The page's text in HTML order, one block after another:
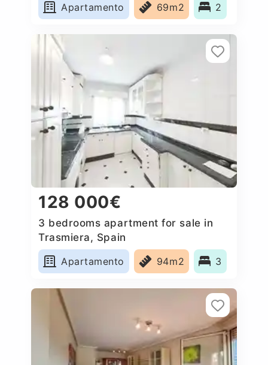
Apartamento
69m2 2
128 000€
3 bedrooms apartment for sale in
Trasmiera, Spain
Apartamento
94m2 3